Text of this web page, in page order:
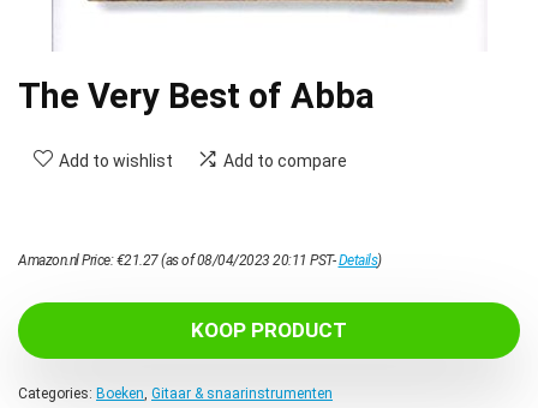
The Very Best of Abba
Add to wishlist Add to compare
Amazon.nl Price:€21.27(as of 08/04/2023 20:11 PST-Details)
KOOP PRODUCT
Categories: Boeken, Gitaar & snaarinstrumenten